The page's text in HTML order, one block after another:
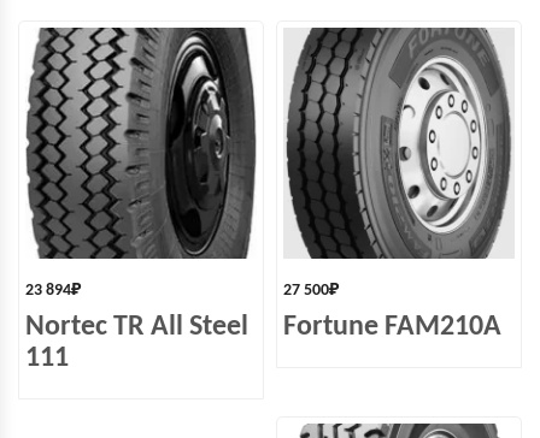
23 894₽
Nortec TR All Steel
111
27 500₽
Fortune FAM210A